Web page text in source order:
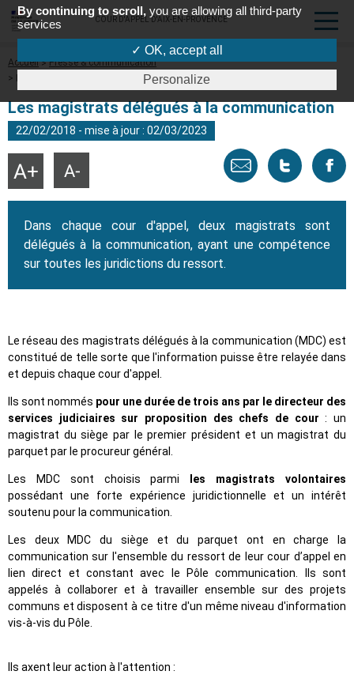
COUR D'APPEL D'AIX-EN-PROVENCE
Fil
d'Ariane
Accueil
Presse & communication
Les magistrats délégués à la communication
Les magistrats délégués à la communication
22/02/2018 - mise à jour : 02/03/2023
Envoyer
email
Tweeter
page
Agrandir
taille
du
Réduire
Dans chaque cour d'appel, deux magistrats sont
délégués à la communication, ayant une compétence
sur toutes les juridictions du ressort.
Le réseau des magistrats délégués à la communication (MDC) est
constitué de telle sorte que l'information puisse être relayée dans
et depuis chaque cour d'appel.
Ils sont nommés pour une durée de trois ans par le directeur des
services judiciaires sur proposition des chefs de cour : un
magistrat du siège par le premier président et un magistrat du
parquet par le procureur général.
Les MDC sont choisis parmi les magistrats volontaires
possédant une forte expérience juridictionnelle et un intérêt
soutenu pour la communication.
Les deux MDC du siège et du parquet ont en charge la
communication sur l'ensemble du ressort de leur cour d’appel en
lien direct et constant avec le Pôle communication. Ils sont
appelés à collaborer et à travailler ensemble sur des projets
communs et disposent à ce titre d'un même niveau d'information
vis-à-vis du Pôle.
Ils axent leur action à l'attention :
By continuing to scroll, you are allowing all third-party
services
✓ OK, accept all
Personalize